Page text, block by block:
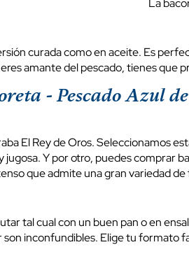
La
curada como en aceite. Es
amante del pescado, tienes que
- Pescado Azul
El Rey de Oros. Seleccionamos
Y por otro, puedes comprar
que admite una gran variedad
tal cual con un buen pan o en
inconfundibles. Elige tu formato